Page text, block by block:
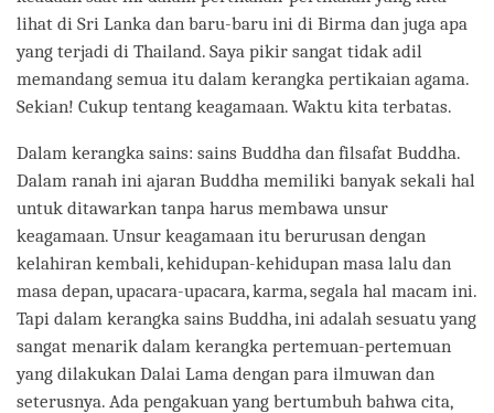
lihat di Sri Lanka dan baru-baru ini di Birma dan juga apa
yang terjadi di Thailand. Saya pikir sangat tidak adil
memandang semua itu dalam kerangka pertikaian agama.
Sekian! Cukup tentang keagamaan. Waktu kita terbatas.
Dalam kerangka sains: sains Buddha dan filsafat Buddha.
Dalam ranah ini ajaran Buddha memiliki banyak sekali hal
untuk ditawarkan tanpa harus membawa unsur
keagamaan. Unsur keagamaan itu berurusan dengan
kelahiran kembali, kehidupan-kehidupan masa lalu dan
masa depan, upacara-upacara, karma, segala hal macam ini.
Tapi dalam kerangka sains Buddha, ini adalah sesuatu yang
sangat menarik dalam kerangka pertemuan-pertemuan
yang dilakukan Dalai Lama dengan para ilmuwan dan
seterusnya. Ada pengakuan yang bertumbuh bahwa cita,